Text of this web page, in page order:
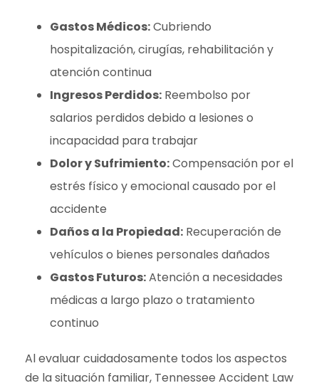
Gastos Médicos:Cubriendo
hospitalización, cirugías, rehabilitación y
atención continua
Ingresos Perdidos: Reembolso por
salarios perdidos debido a lesiones o
incapacidad para trabajar
Dolor y Sufrimiento:Compensación por el
estrés físico y emocional causado por el
accidente
Daños a la Propiedad: Recuperación de
vehículos o bienes personales dañados
Gastos Futuros:Atención a necesidades
médicas a largo plazo o tratamiento
continuo
Al evaluar cuidadosamente todos los aspectos
de la situación familiar, Tennessee Accident Law